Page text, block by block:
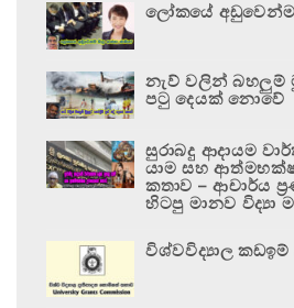
ලෝකයේ අඩුවෙන්ම
නැව් වලින් බහලුම්
පටු දෙයක් නොවේ
සුරාබදු ආදායම
යාම සහ
කතාව – ආචාර්ය
හිටපු මානව විද්‍යා
විශ්වවිද්‍යාල